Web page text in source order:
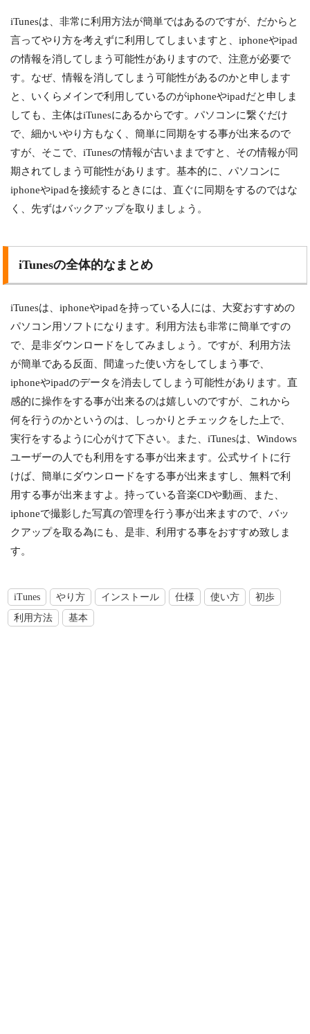
iTunesは、非常に利用方法が簡単ではあるのですが、だからと
言ってやり方を考えずに利用してしまいますと、iphoneやipad
の情報を消してしまう可能性がありますので、注意が必要で
す。なぜ、情報を消してしまう可能性があるのかと申します
と、いくらメインで利用しているのがiphoneやipadだと申しま
しても、主体はiTunesにあるからです。パソコンに繋ぐだけ
で、細かいやり方もなく、簡単に同期をする事が出来るので
すが、そこで、iTunesの情報が古いままですと、その情報が同
期されてしまう可能性があります。基本的に、パソコンに
iphoneやipadを接続するときには、直ぐに同期をするのではな
く、先ずはバックアップを取りましょう。
iTunesの全体的なまとめ
iTunesは、iphoneやipadを持っている人には、大変おすすめの
パソコン用ソフトになります。利用方法も非常に簡単ですの
で、是非ダウンロードをしてみましょう。ですが、利用方法
が簡単である反面、間違った使い方をしてしまう事で、
iphoneやipadのデータを消去してしまう可能性があります。直
感的に操作をする事が出来るのは嬉しいのですが、これから
何を行うのかというのは、しっかりとチェックをした上で、
実行をするように心がけて下さい。また、iTunesは、Windows
ユーザーの人でも利用をする事が出来ます。公式サイトに行
けば、簡単にダウンロードをする事が出来ますし、無料で利
用する事が出来ますよ。持っている音楽CDや動画、また、
iphoneで撮影した写真の管理を行う事が出来ますので、バッ
クアップを取る為にも、是非、利用する事をおすすめ致しま
す。
iTunes やり方 インストール 仕様 使い方
初歩
利用方法
基本